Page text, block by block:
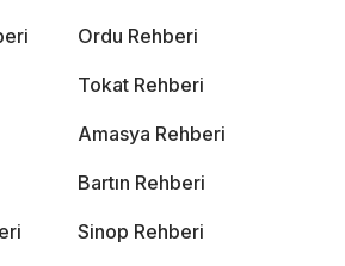
Ordu Rehberi
Tokat Rehberi
Amasya Rehberi
Bartın Rehberi
Sinop Rehberi